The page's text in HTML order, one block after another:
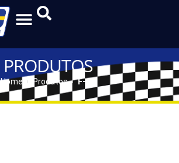
PRODUTOS
Home Produtos F-03